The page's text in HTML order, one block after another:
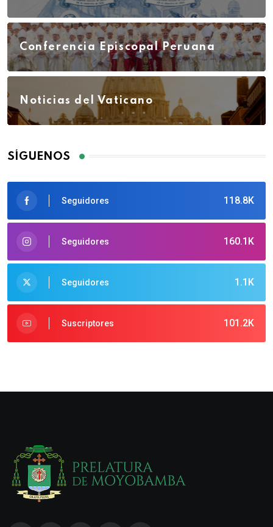
Conferencia Episcopal Peruana
Noticias del Vaticano
SÍGUENOS
118.8K
Seguidores
160.1K
Seguidores
1.1K
Seguidores
101.2K
Suscriptores